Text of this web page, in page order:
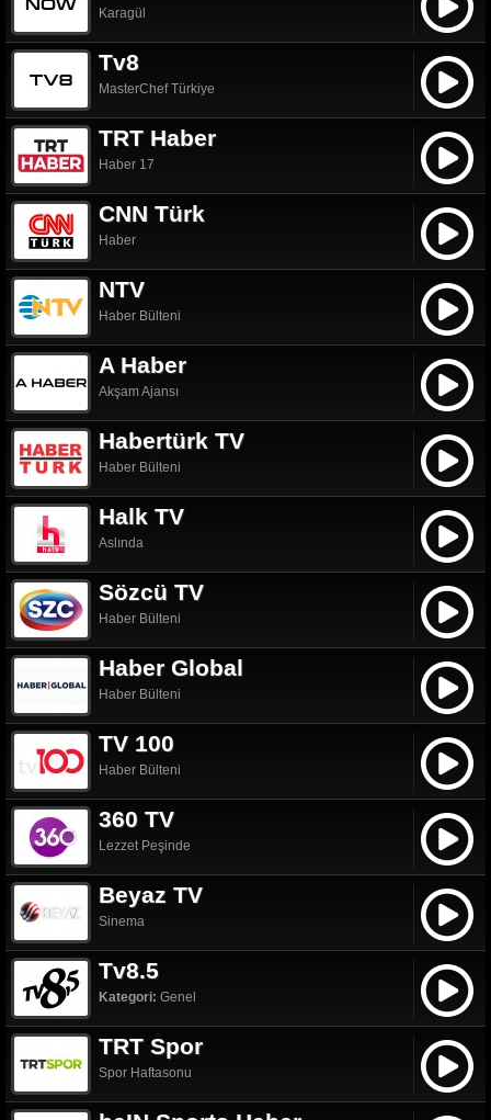
Karagül
Tv8
MasterChef Türkiye
TRT Haber
Haber 17
CNN Türk
Haber
NTV
Haber Bülteni
A Haber
Akşam Ajansı
Habertürk TV
Haber Bülteni
Halk TV
Aslında
Sözcü TV
Haber Bülteni
Haber Global
Haber Bülteni
TV 100
Haber Bülteni
360 TV
Lezzet Peşinde
Beyaz TV
Sinema
Tv8.5
Kategori: Genel
TRT Spor
Spor Haftasonu